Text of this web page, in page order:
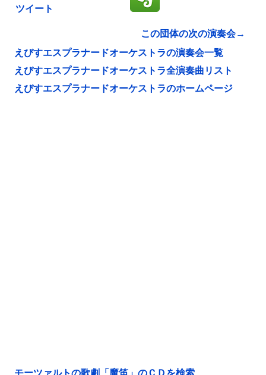
ツイート
この団体の次の演奏会→
えびすエスプラナードオーケストラの演奏会一覧
えびすエスプラナードオーケストラ全演奏曲リスト
えびすエスプラナードオーケストラのホームページ
モーツァルトの歌劇「魔笛」のＣＤを検索